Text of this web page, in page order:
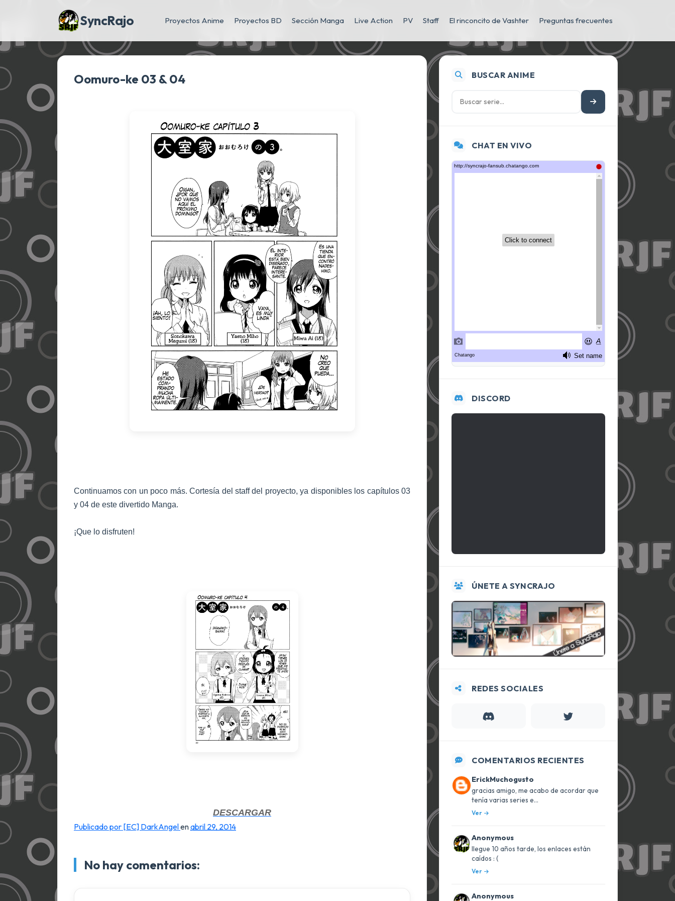
SyncRajo Proyectos Anime Proyectos BD Sección Manga Live Action PV Staff El rinconcito de Vashter Preguntas frecuentes
Oomuro-ke 03 & 04
Continuamos con un poco más.Cortesía del staff del proyecto, ya disponibles los capítulos 03
y 04 de este divertido Manga.
¡Que lo disfruten!
DESCARGAR
Publicado por [EC] DarkAngelenabril 29, 2014
No hay comentarios:
BUSCAR ANIME
CHAT EN VIVO
DISCORD
ÚNETE A SYNCRAJO
REDES SOCIALES
COMENTARIOS RECIENTES
ErickMuchogusto
gracias amigo, me acabo de acordar que
tenía varias series e...
Ver
Anonymous
llegue 10 años tarde, los enlaces están
caídos : (
Ver
Anonymous